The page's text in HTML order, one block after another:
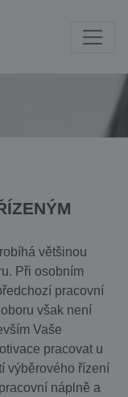
většinou
Při osobním
pracovní
však není
Vaše
pracovat u
výběrového řízení
náplně a